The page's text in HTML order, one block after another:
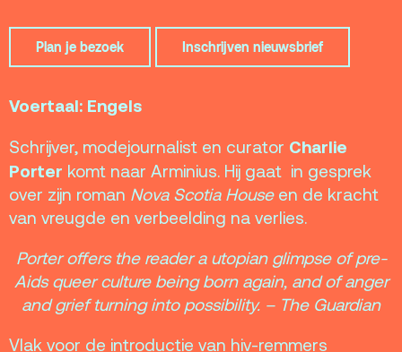
toegankelijkheid
Huisregels
& historie
Plan je bezoek Inschrijven nieuwsbrief
Voertaal: Engels
Schrijver, modejournalist en curator Charlie
Porter komt naar Arminius. Hij gaat in gesprek
over zijn roman Nova Scotia Houseen de kracht
van vreugde en verbeelding na verlies.
Porter offers the reader a utopian glimpse of pre-
Aids queer culture being born again, and of anger
and grief turning into possibility. – The Guardian
Vlak voor de introductie van hiv-remmers